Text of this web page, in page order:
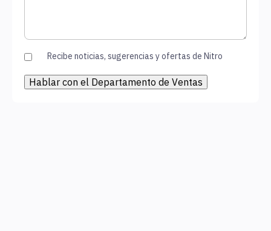
Recibe noticias, sugerencias y ofertas de Nitro